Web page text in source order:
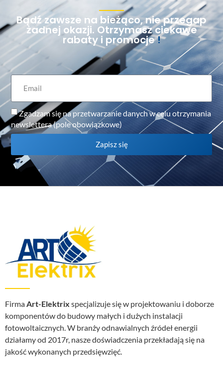
Bądź zawsze na bieżąco, nie przegap
żadnej okazji. Otrzymasz ciekawe
rabaty i promocje!
Zgadzam się na przetwarzanie danych w celu otrzymania
newslettera (pole obowiązkowe)
Zapisz się
FirmaArt-Elektrix specjalizuje się w projektowaniu i doborze
komponentów do budowy małych i dużych instalacji
fotowoltaicznych. W branży odnawialnych źródeł energii
działamy od 2017r, nasze doświadczenia przekładają się na
jakość wykonanych przedsięwzięć.